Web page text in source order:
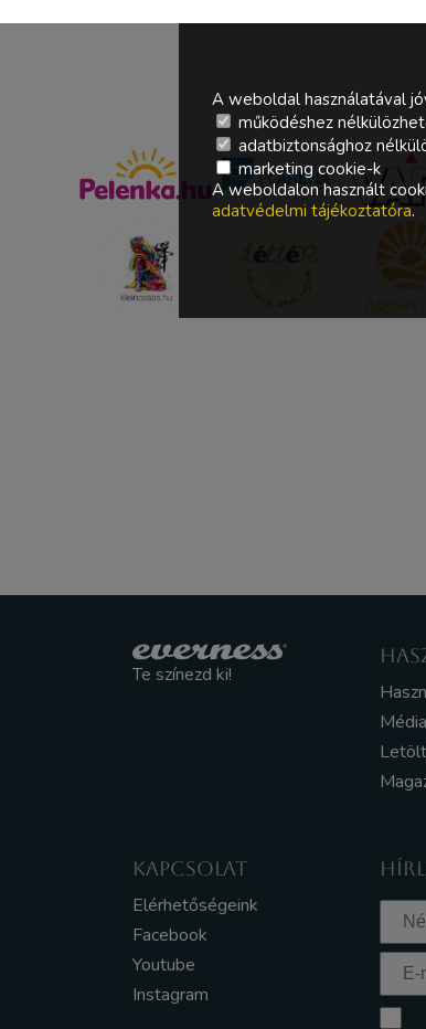
Te színezd ki!
KAPCSOLAT
Elérhetőségeink
Facebook
Youtube
Instagram
A weboldal használatával
működéshez
adatbiztonsághoz
marketing cookie-k
A weboldalon használt
adatvédelmi tájékoztatóra.